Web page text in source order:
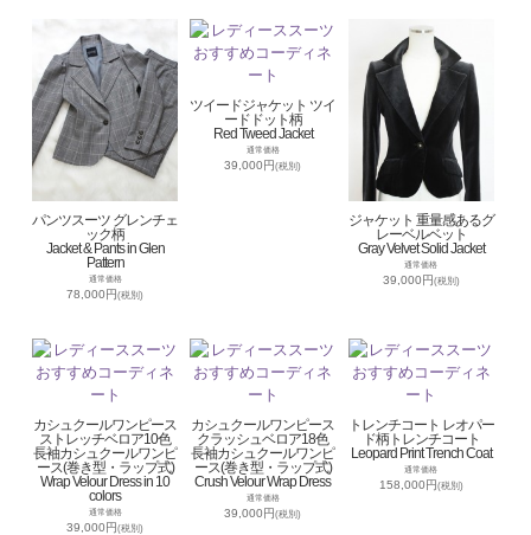
パンツスーツ グレンチェ
ック柄
Jacket & Pants in Glen
Pattern
通常価格
78,000円(税別)
ツイードジャケット ツイ
ードドット柄
Red Tweed Jacket
通常価格
39,000円(税別)
ジャケット 重量感あるグ
レーベルベット
Gray Velvet Solid Jacket
通常価格
39,000円(税別)
カシュクールワンピース
ストレッチベロア10色
長袖カシュクールワンピ
ース(巻き型・ラップ式)
Wrap Velour Dress in 10
colors
通常価格
39,000円(税別)
カシュクールワンピース
クラッシュベロア18色
長袖カシュクールワンピ
ース(巻き型・ラップ式)
Crush Velour Wrap Dress
通常価格
39,000円(税別)
トレンチコート レオパー
ド柄トレンチコート
Leopard Print Trench Coat
通常価格
158,000円(税別)